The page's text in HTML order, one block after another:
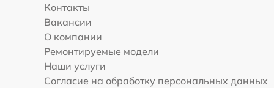
Контакты
Вакансии
О компании
Ремонтируемые модели
Наши услуги
Согласие на обработку персональных данных